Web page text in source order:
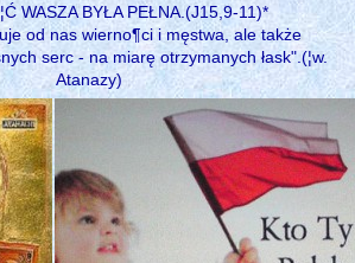
WASZA BYŁA PEŁNA.(J15,9-11)*
od nas wierno¶ci i męstwa, ale także
serc - na miarę otrzymanych łask".(¦w.
Atanazy)